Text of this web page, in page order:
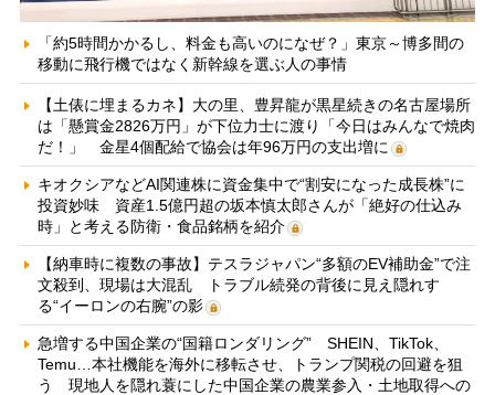
「約5時間かかるし、料金も高いのになぜ？」東京～博多間の
移動に飛行機ではなく新幹線を選ぶ人の事情
【土俵に埋まるカネ】大の里、豊昇龍が黒星続きの名古屋場所
は「懸賞金2826万円」が下位力士に渡り「今日はみんなで焼肉
だ！」 金星4個配給で協会は年96万円の支出増に
キオクシアなどAI関連株に資金集中で“割安になった成長株”に
投資妙味 資産1.5億円超の坂本慎太郎さんが「絶好の仕込み
時」と考える防衛・食品銘柄を紹介
【納車時に複数の事故】テスラジャパン“多額のEV補助金”で注
文殺到、現場は大混乱 トラブル続発の背後に見え隠れす
る“イーロンの右腕”の影
急増する中国企業の“国籍ロンダリング” SHEIN、TikTok、
Temu…本社機能を海外に移転させ、トランプ関税の回避を狙
う 現地人を隠れ蓑にした中国企業の農業参入・土地取得への